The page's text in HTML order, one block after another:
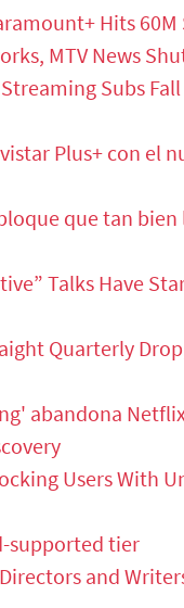
Hits 60M
MTV News
Subs
Plus+ con el
que tan bien
Talks Have
Quarterly
abandona
Users With
supported tier
and